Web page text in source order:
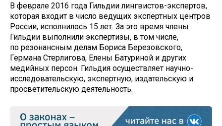
В феврале 2016 года Гильдии лингвистов-экспертов,
которая входит в число ведущих экспертных центров
России, исполнилось 15 лет. За это время члены
Гильдии выполнили экспертизы, в том числе,
по резонансным делам Бориса Березовского,
Германа Стерлигова, Елены Батуриной и других
медийных персон. Гильдия осуществляет научно-
исследовательскую, экспертную, издательскую и
просветительскую деятельность.